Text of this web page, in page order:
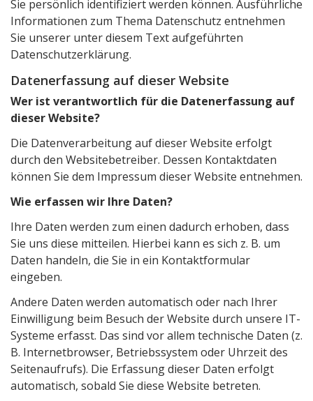
Sie persönlich identifiziert werden können. Ausführliche
Informationen zum Thema Datenschutz entnehmen
Sie unserer unter diesem Text aufgeführten
Datenschutzerklärung.
Datenerfassung auf dieser Website
Wer ist verantwortlich für die Datenerfassung auf
dieser Website?
Die Datenverarbeitung auf dieser Website erfolgt
durch den Websitebetreiber. Dessen Kontaktdaten
können Sie dem Impressum dieser Website entnehmen.
Wie erfassen wir Ihre Daten?
Ihre Daten werden zum einen dadurch erhoben, dass
Sie uns diese mitteilen. Hierbei kann es sich z. B. um
Daten handeln, die Sie in ein Kontaktformular
eingeben.
Andere Daten werden automatisch oder nach Ihrer
Einwilligung beim Besuch der Website durch unsere IT-
Systeme erfasst. Das sind vor allem technische Daten (z.
B. Internetbrowser, Betriebssystem oder Uhrzeit des
Seitenaufrufs). Die Erfassung dieser Daten erfolgt
automatisch, sobald Sie diese Website betreten.